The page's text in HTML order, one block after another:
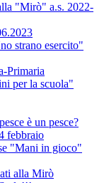
"Mirò" a.s. 2022-
strano esercito"
Primaria
per la scuola"
è un pesce?
febbraio
"Mani in gioco"
alla Mirò